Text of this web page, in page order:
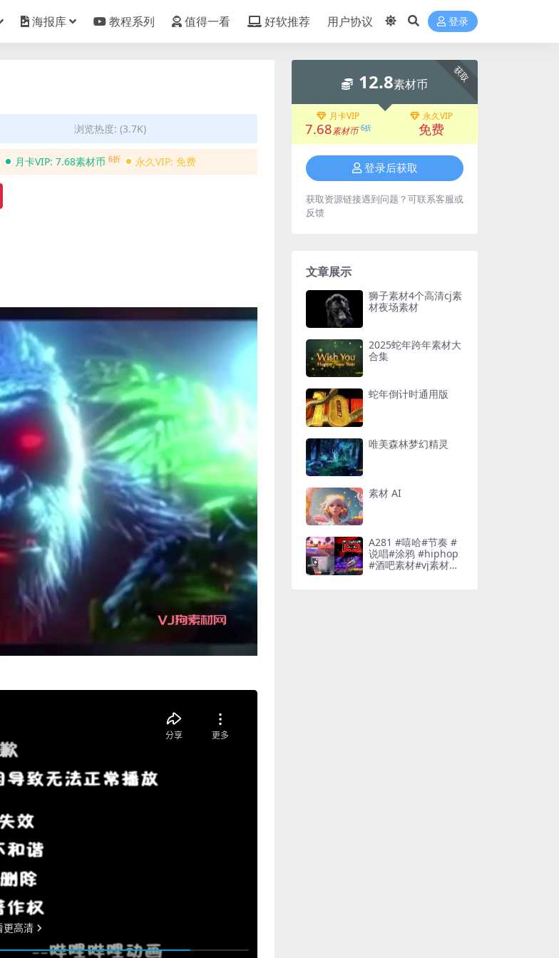
海报库 教程系列 值得一看 好软推荐 用户协议 登录
浏览热度: (3.7K)
月卡VIP: 7.68素材币 6折 永久VIP: 免费
获取
12.8素材币
月卡VIP
7.68素材币 6折
永久VIP
免费
登录后获取
获取资源链接遇到问题？可联系客服或
反馈
文章展示
狮子素材4个高清cj素
材夜场素材
2025蛇年跨年素材大
合集
蛇年倒计时通用版
唯美森林梦幻精灵
素材 AI
A281 #嘻哈#节奏 #
说唱#涂鸦 #hiphop
#酒吧素材#vj素材酒